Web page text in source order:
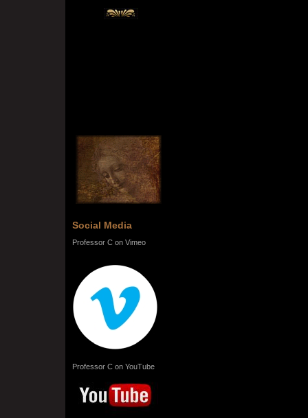
Social Media
Professor C on Vimeo
Professor C on YouTube